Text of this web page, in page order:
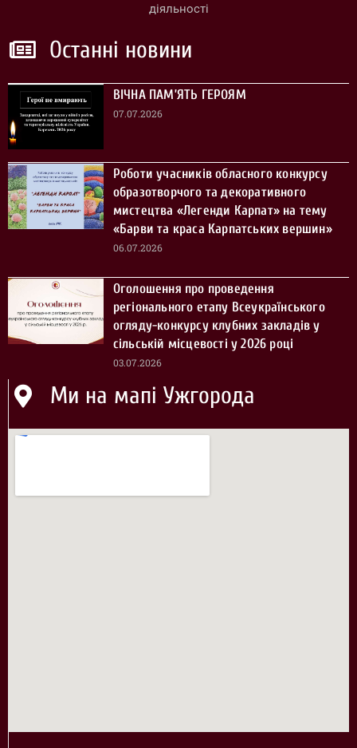
діяльності
Останні новини
ВІЧНА ПАМ’ЯТЬ ГЕРОЯМ
07.07.2026
Роботи учасників обласного конкурсу
образотворчого та декоративного
мистецтва «Легенди Карпат» на тему
«Барви та краса Карпатських вершин»
06.07.2026
Оголошення про проведення
регіонального етапу Всеукраїнського
огляду-конкурсу клубних закладів у
сільській місцевості у 2026 році
03.07.2026
Ми на мапі Ужгорода